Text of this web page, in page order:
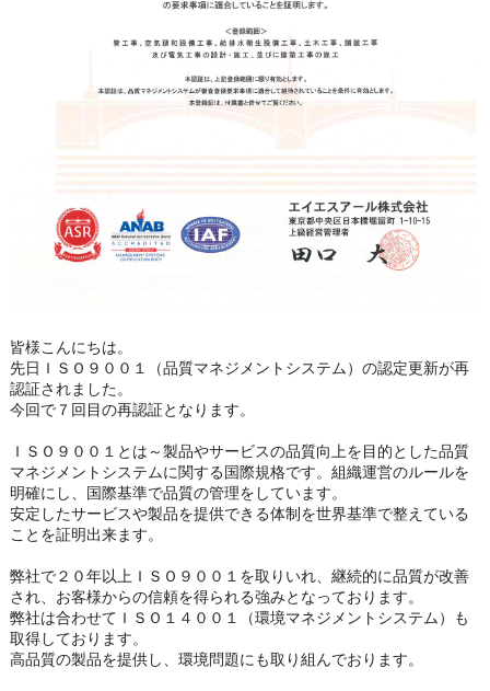
皆様こんにちは。
先日ＩＳＯ９００１（品質マネジメントシステム）の認定更新が再
認証されました。
今回で７回目の再認証となります。
ＩＳＯ９００１とは～製品やサービスの品質向上を目的とした品質
マネジメントシステムに関する国際規格です。組織運営のルールを
明確にし、国際基準で品質の管理をしています。
安定したサービスや製品を提供できる体制を世界基準で整えている
ことを証明出来ます。
弊社で２０年以上ＩＳＯ９００１を取りいれ、継続的に品質が改善
され、お客様からの信頼を得られる強みとなっております。
弊社は合わせてＩＳＯ１４００１（環境マネジメントシステム）も
取得しております。
高品質の製品を提供し、環境問題にも取り組んでおります。